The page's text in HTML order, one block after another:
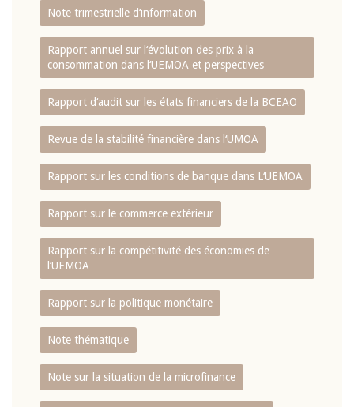
Note trimestrielle d‘information
Rapport annuel sur l‘évolution des prix à la
consommation dans l‘UEMOA et perspectives
Rapport d‘audit sur les états financiers de la BCEAO
Revue de la stabilité financière dans l‘UMOA
Rapport sur les conditions de banque dans L‘UEMOA
Rapport sur le commerce extérieur
Rapport sur la compétitivité des économies de
l‘UEMOA
Rapport sur la politique monétaire
Note thématique
Note sur la situation de la microfinance